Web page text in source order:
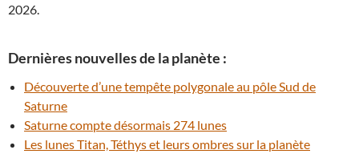
2026.
Dernières nouvelles de la planète :
Découverte d’une tempête polygonale au pôle Sud de
Saturne
Saturne compte désormais 274 lunes
Les lunes Titan, Téthys et leurs ombres sur la planète